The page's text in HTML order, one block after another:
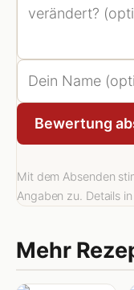
Bewertung
Mit dem Absenden
Angaben zu. Details
Mehr